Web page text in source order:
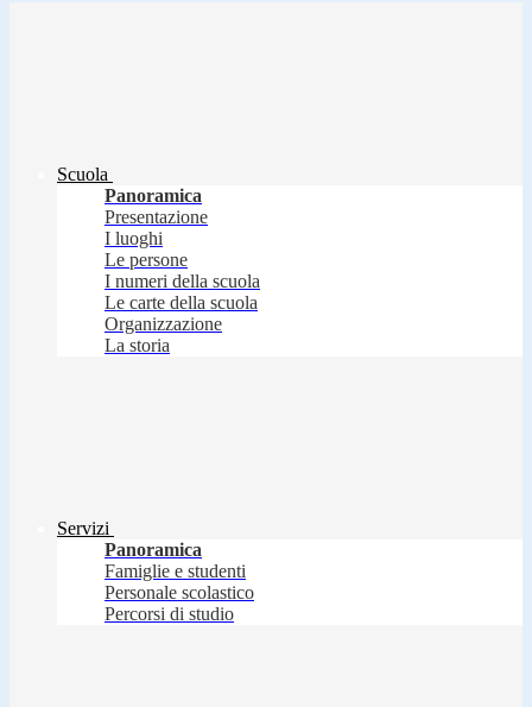
Scuola
Panoramica
Presentazione
I luoghi
Le persone
I numeri della scuola
Le carte della scuola
Organizzazione
La storia
Servizi
Panoramica
Famiglie e studenti
Personale scolastico
Percorsi di studio